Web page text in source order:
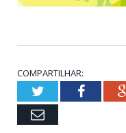
COMPARTILHAR:
Twitter
Email